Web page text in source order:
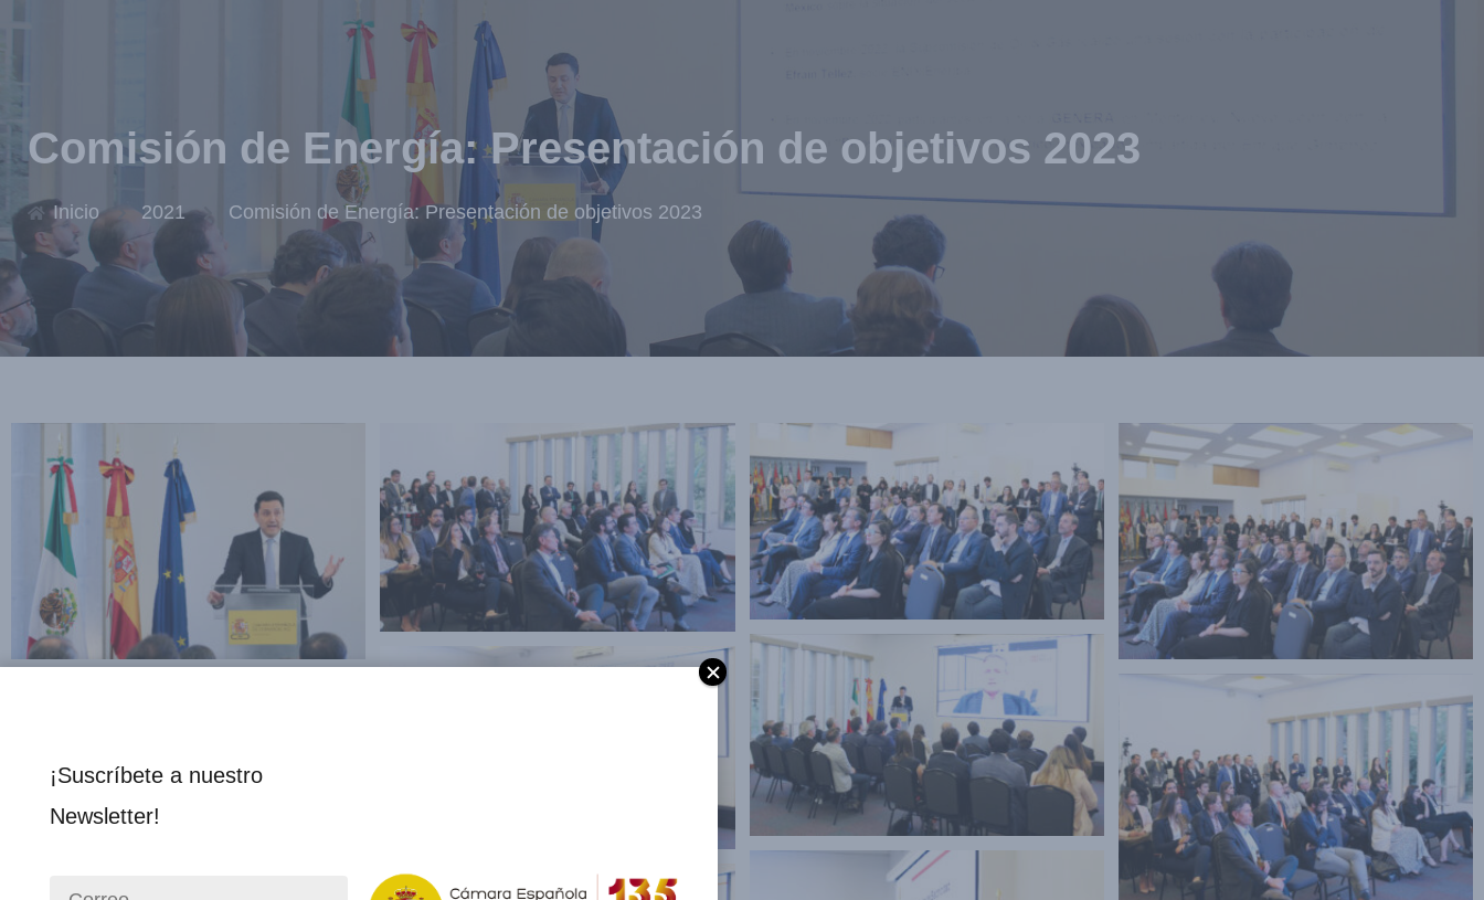
Nosotros
Comisión de Energía: Presentación de objetivos 2023
Inicio 2021 Comisión de Energía: Presentación de objetivos 2023
¡Suscríbete a nuestro
Newsletter!